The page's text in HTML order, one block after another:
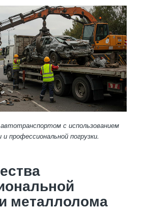
с использованием
профессиональной погрузки.
металлолома